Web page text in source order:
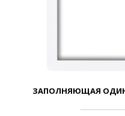
ЗАПОЛНЯЮЩАЯ